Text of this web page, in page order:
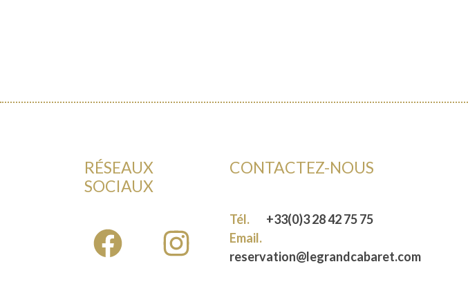
RÉSEAUX
SOCIAUX
CONTACTEZ-NOUS
Tél.
+33(0)3 28 42 75 75
Email.
reservation@legrandcabaret.com